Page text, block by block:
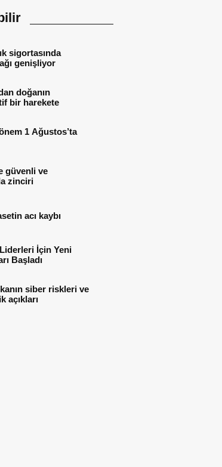
sigortasında
genişliyor
doğanın
bir harekete
1 Ağustos’ta
güvenli ve
zinciri
acı kaybı
İçin Yeni
Başladı
siber riskleri ve
açıkları